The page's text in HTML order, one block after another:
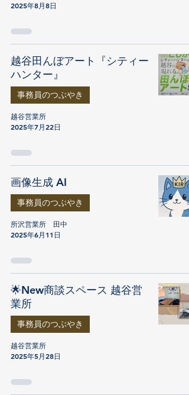
2025年8月8日
越谷田んぼアート『シティー
ハンター』
事務員のつぶやき
越谷営業所
2025年7月22日
画像生成 AI
事務員のつぶやき
所沢営業所 田中
2025年6月11日
🌟New商談スペース 越谷営
業所
事務員のつぶやき
越谷営業所
2025年5月28日